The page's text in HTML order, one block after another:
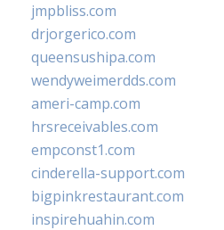
jmpbliss.com
drjorgerico.com
queensushipa.com
wendyweimerdds.com
ameri-camp.com
hrsreceivables.com
empconst1.com
cinderella-support.com
bigpinkrestaurant.com
inspirehuahin.com